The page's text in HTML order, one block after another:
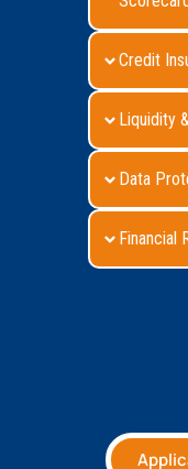
Credit
Liquidity
Data
Financial